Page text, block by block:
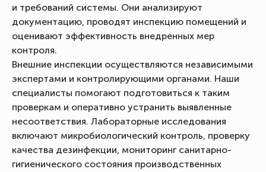
и требований системы. Они анализируют
документацию, проводят инспекцию помещений и
оценивают эффективность внедренных мер
контроля.
Внешние инспекции осуществляются независимыми
экспертами и контролирующими органами. Наши
специалисты помогают подготовиться к таким
проверкам и оперативно устранить выявленные
несоответствия. Лабораторные исследования
включают микробиологический контроль, проверку
качества дезинфекции, мониторинг санитарно-
гигиенического состояния производственных